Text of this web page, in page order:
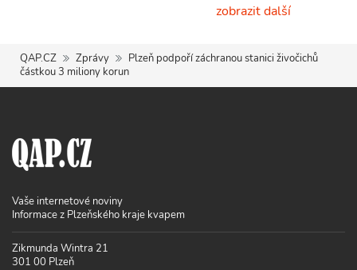
zobrazit další
QAP.CZ Zprávy
Plzeň podpoří záchranou stanici živočichů
částkou 3 miliony korun
Vaše internetové noviny
Informace z Plzeňského kraje kvapem
Zikmunda Wintra 21
301 00 Plzeň